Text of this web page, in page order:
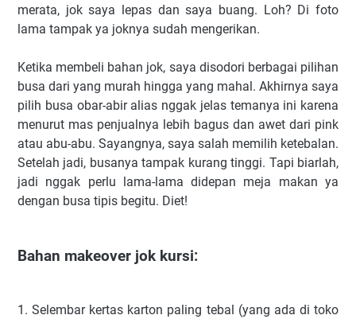
merata, jok saya lepas dan saya buang. Loh? Di foto
lama tampak ya joknya sudah mengerikan.
Ketika membeli bahan jok, saya disodori berbagai pilihan
busa dari yang murah hingga yang mahal. Akhirnya saya
pilih busa obar-abir alias nggak jelas temanya ini karena
menurut mas penjualnya lebih bagus dan awet dari pink
atau abu-abu. Sayangnya, saya salah memilih ketebalan.
Setelah jadi, busanya tampak kurang tinggi. Tapi biarlah,
jadi nggak perlu lama-lama didepan meja makan ya
dengan busa tipis begitu. Diet!
Bahan makeover jok kursi:
1. Selembar kertas karton paling tebal (yang ada di toko